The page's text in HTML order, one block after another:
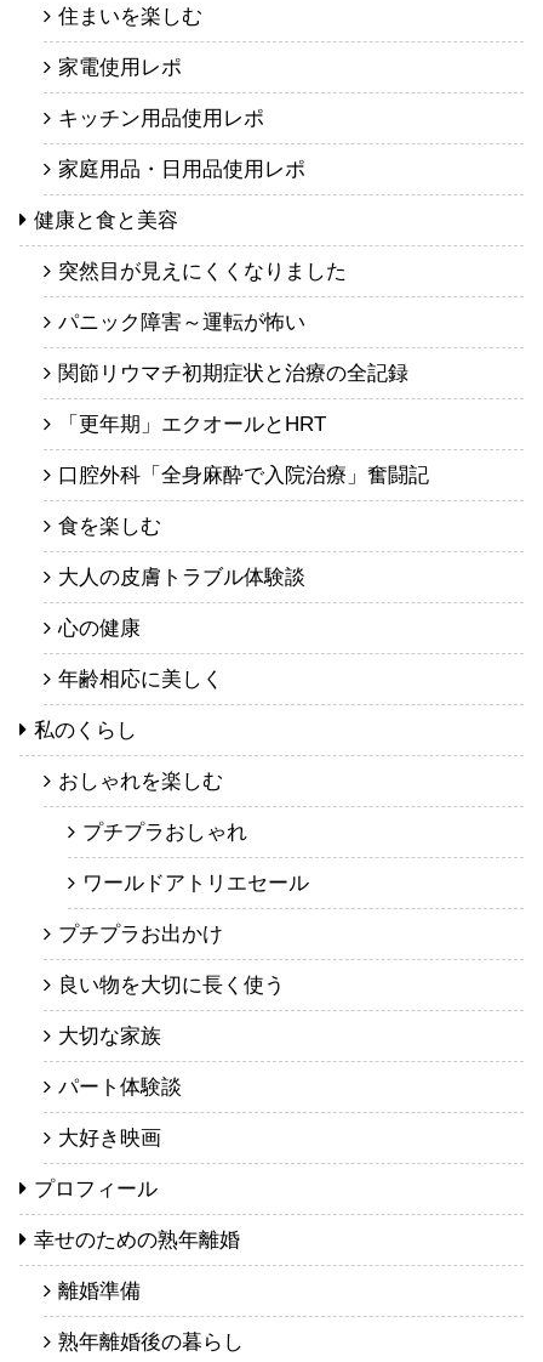
住まいを楽しむ
家電使用レポ
キッチン用品使用レポ
家庭用品・日用品使用レポ
健康と食と美容
突然目が見えにくくなりました
パニック障害～運転が怖い
関節リウマチ初期症状と治療の全記録
「更年期」エクオールとHRT
口腔外科「全身麻酔で入院治療」奮闘記
食を楽しむ
大人の皮膚トラブル体験談
心の健康
年齢相応に美しく
私のくらし
おしゃれを楽しむ
プチプラおしゃれ
ワールドアトリエセール
プチプラお出かけ
良い物を大切に長く使う
大切な家族
パート体験談
大好き映画
プロフィール
幸せのための熟年離婚
離婚準備
熟年離婚後の暮らし